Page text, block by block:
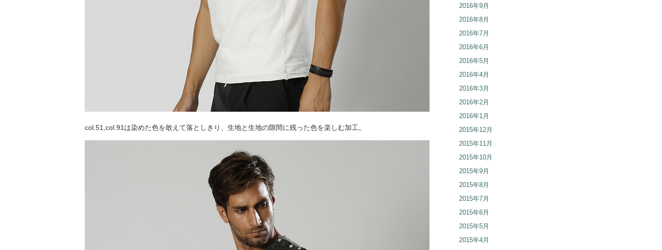
col.51,col.91は染めた色を敢えて落としきり、生地と生地の隙間に残った色を楽しむ加工。
2016年9月
2016年8月
2016年7月
2016年6月
2016年5月
2016年4月
2016年3月
2016年2月
2016年1月
2015年12月
2015年11月
2015年10月
2015年9月
2015年8月
2015年7月
2015年6月
2015年5月
2015年4月